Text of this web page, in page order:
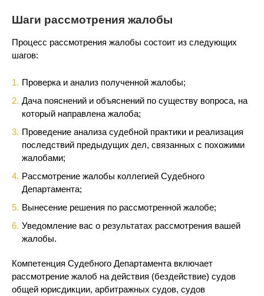
Шаги рассмотрения жалобы
Процесс рассмотрения жалобы состоит из следующих
шагов:
Проверка и анализ полученной жалобы;
Дача пояснений и объяснений по существу вопроса, на
который направлена жалоба;
Проведение анализа судебной практики и реализация
последствий предыдущих дел, связанных с похожими
жалобами;
Рассмотрение жалобы коллегией Судебного
Департамента;
Вынесение решения по рассмотренной жалобе;
Уведомление вас о результатах рассмотрения вашей
жалобы.
Компетенция Судебного Департамента включает
рассмотрение жалоб на действия (бездействие) судов
общей юрисдикции, арбитражных судов, судов